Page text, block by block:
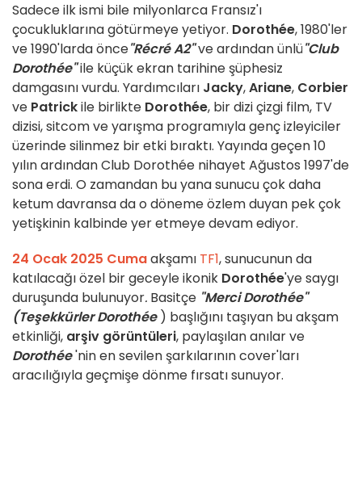
Sadece ilk ismi bile milyonlarca Fransız'ı
çocukluklarına götürmeye yetiyor. Dorothée, 1980'ler
ve 1990'larda önce"Récré A2"ve ardından ünlü"Club
Dorothée"ile küçük ekran tarihine şüphesiz
damgasını vurdu. Yardımcıları Jacky,Ariane, Corbier
ve Patrickile birlikte Dorothée, bir dizi çizgi film, TV
dizisi, sitcom ve yarışma programıyla genç izleyiciler
üzerinde silinmez bir etki bıraktı. Yayında geçen 10
yılın ardından Club Dorothée nihayet Ağustos 1997'de
sona erdi. O zamandan bu yana sunucu çok daha
ketum davransa da o döneme özlem duyan pek çok
yetişkinin kalbinde yer etmeye devam ediyor.
24 Ocak 2025 Cumaakşamı TF1, sunucunun da
katılacağı özel bir geceyle ikonik Dorothée'ye saygı
duruşunda bulunuyor. Basitçe "Merci Dorothée"
(Teşekkürler Dorothée ) başlığını taşıyan bu akşam
etkinliği, arşiv görüntüleri, paylaşılan anılar ve
Dorothée'nin en sevilen şarkılarının cover'ları
aracılığıyla geçmişe dönme fırsatı sunuyor.